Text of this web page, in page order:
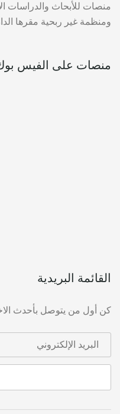
منصات للأبحاث والدراسات
ومنظمة غير ربحية مقرها
منصات على الفيس
القائمة البريدية
كن أول من يتوصل بأحدث